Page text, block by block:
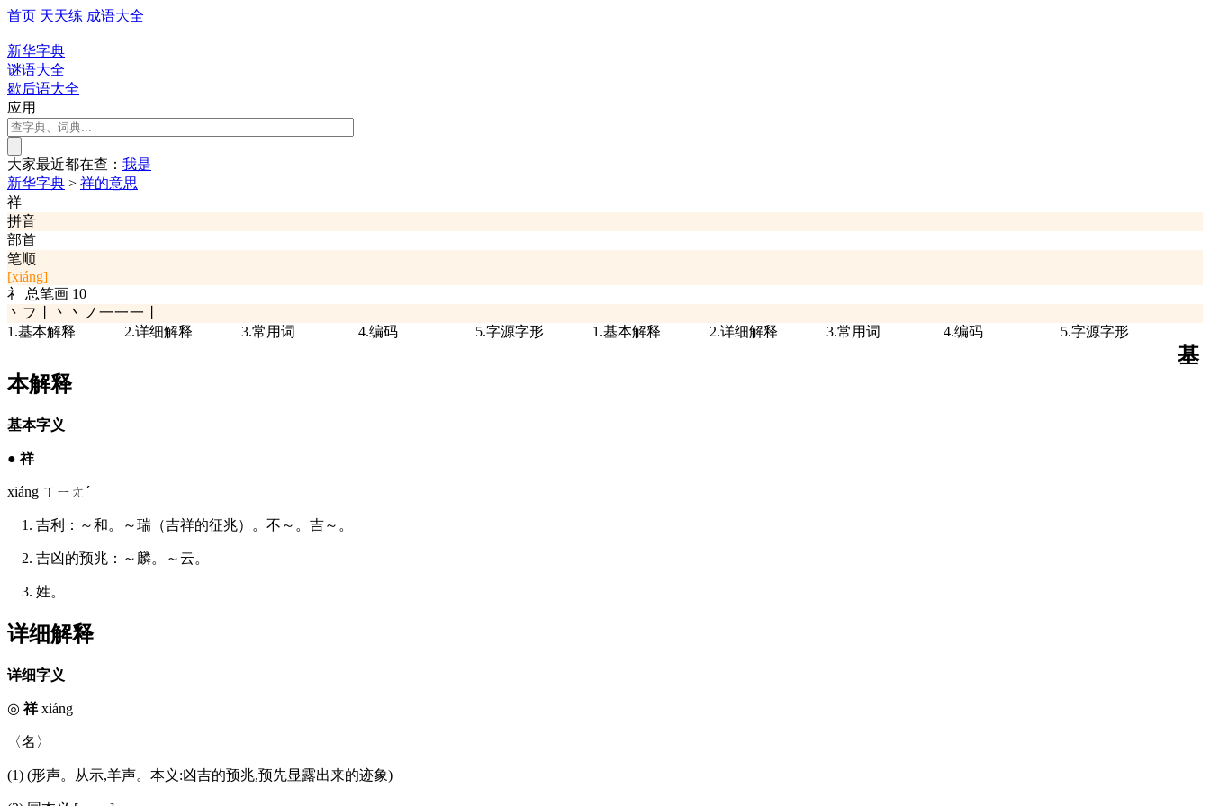
首页 天天练 成语大全
新华字典
谜语大全
歇后语大全
应用
大家最近都在查： 我是
新华字典 > 祥的意思
祥
拼音
部首
笔顺
[xiáng]
礻
总笔画 10
丶フ丨丶丶ノ一一一丨
1.基本解释
2.详细解释 3.常用词 4.编码 5.字源字形 1.基本解释 2.详细解释 3.常用词 4.编码 5.字源字形
基
本解释
基本字义
●祥
xiáng ㄒㄧㄤˊ
1. 吉利：～和。～瑞（吉祥的征兆）。不～。吉～。
2. 吉凶的预兆：～麟。～云。
3. 姓。
详细解释
详细字义
◎祥xiáng
〈名〉
(1) (形声。从示,羊声。本义:凶吉的预兆,预先显露出来的迹象)